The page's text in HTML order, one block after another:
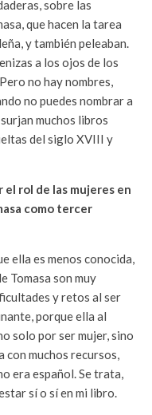
sobre las
que hacen la tarea
y también peleaban.
a los ojos de los
no hay nombres,
no puedes nombrar a
muchos libros
del siglo XVIII y
rol de las mujeres en
como tercer
ella es menos conocida,
Tomasa son muy
y retos al ser
porque ella al
solo por ser mujer, sino
con muchos recursos,
era español. Se trata,
sí o sí en mi libro.